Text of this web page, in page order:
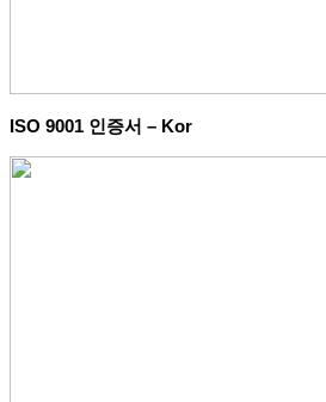
ISO 9001 인증서 – Kor